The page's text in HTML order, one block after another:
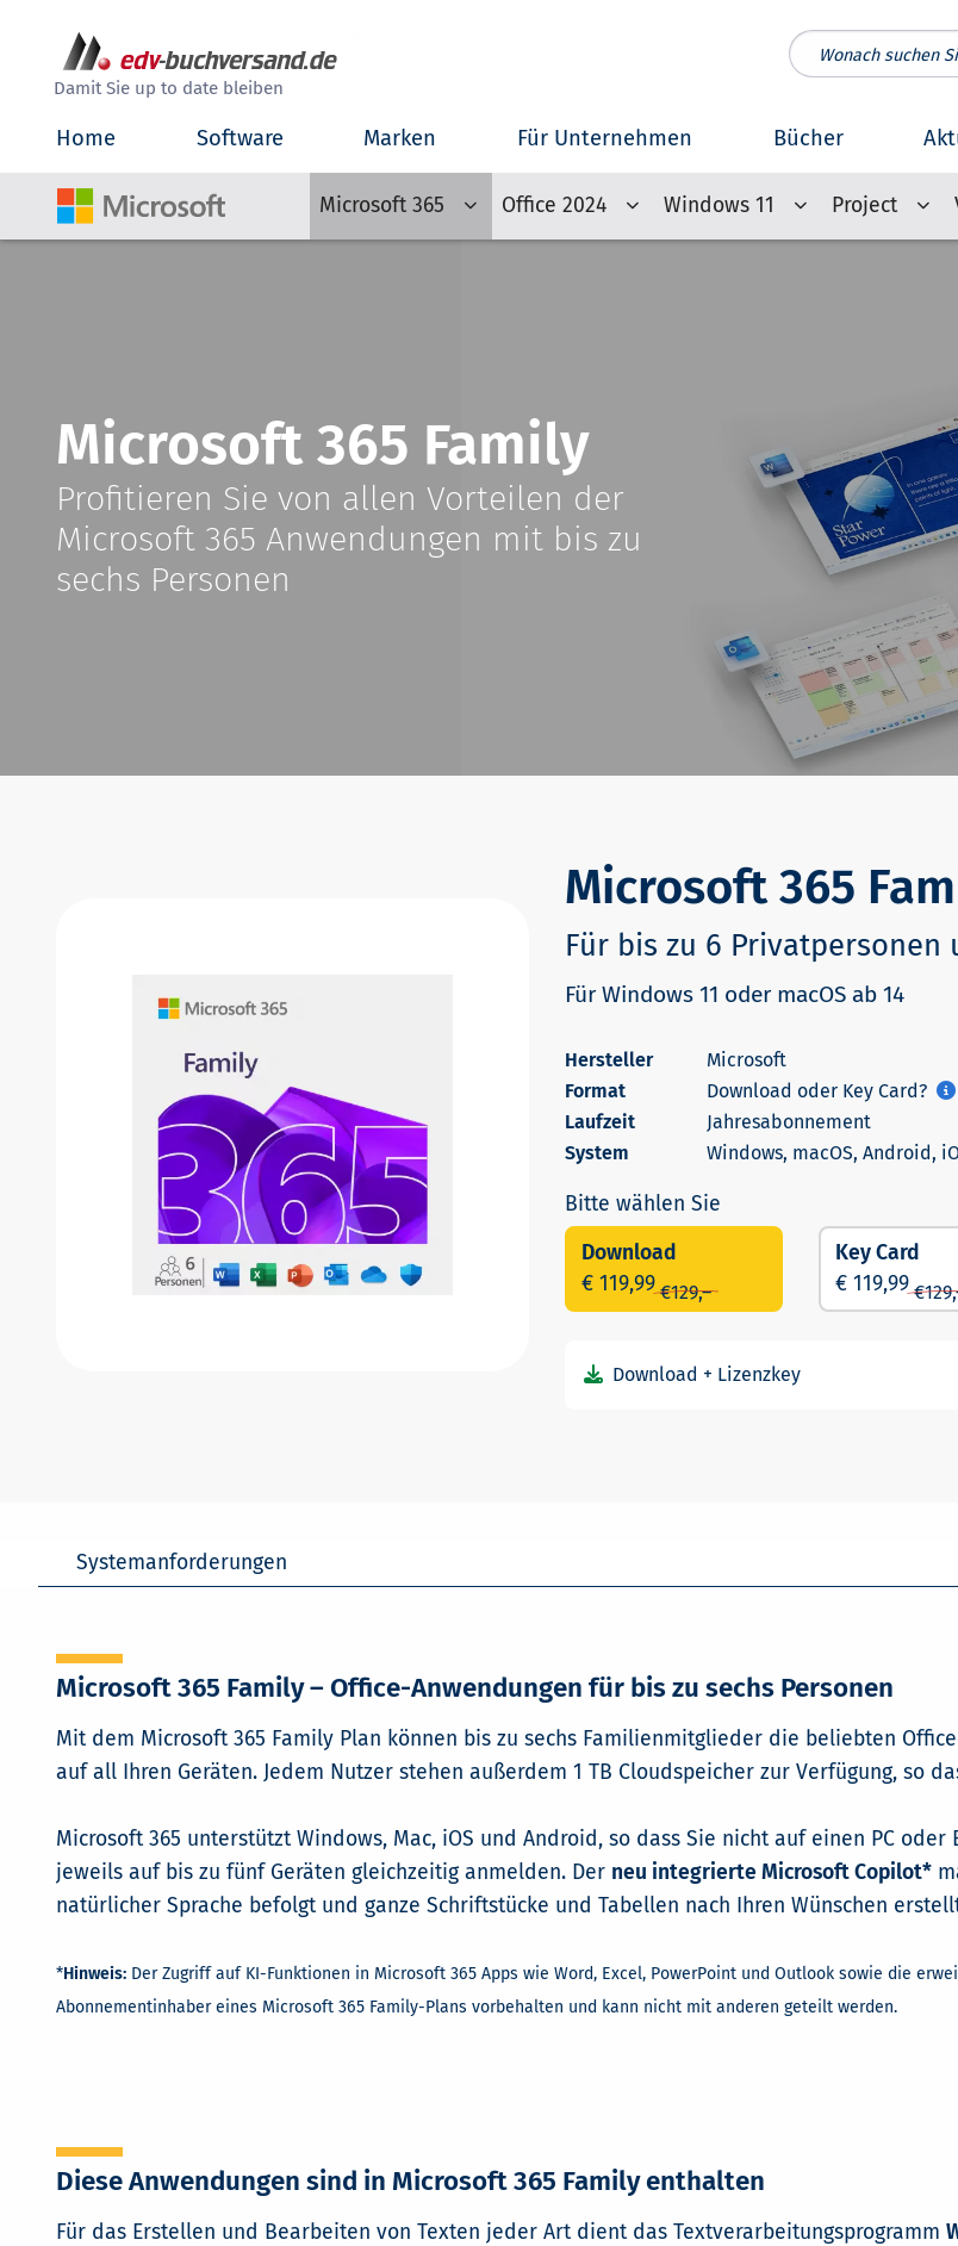
Damit Sie up to date bleiben
Home Software Marken Für Unternehmen Bücher
Microsoft 365 Office 2024 Windows 11 Project
Microsoft 365 Family
Profitieren Sie von allen Vorteilen der
Microsoft 365 Anwendungen mit bis zu
sechs Personen
Microsoft 365
Für bis zu 6 Privatpersonen
Für Windows 11 oder macOS ab 14
Microsoft
Download oder Key Card?
Jahresabonnement
Windows, macOS, Android,
Download
€ 119,99 €129,–
Key Card
€ 119,99 €
Systemanforderungen
Microsoft 365 Family – Office-Anwendungen für bis zu sechs Personen
Mit dem Microsoft 365 Family Plan können bis zu sechs Familienmitglieder die beliebten
auf all Ihren Geräten. Jedem Nutzer stehen außerdem 1 TB Cloudspeicher zur Verfügung, so
Microsoft 365 unterstützt Windows, Mac, iOS und Android, so dass Sie nicht auf einen PC
jeweils auf bis zu fünf Geräten gleichzeitig anmelden. Der neu integrierte Microsoft Copilot*
natürlicher Sprache befolgt und ganze Schriftstücke und Tabellen nach Ihren Wünschen
*Hinweis: Der Zugriff auf KI-Funktionen in Microsoft 365 Apps wie Word, Excel, PowerPoint und Outlook sowie die
Abonnementinhaber eines Microsoft 365 Family-Plans vorbehalten und kann nicht mit anderen geteilt werden.
Diese Anwendungen sind in Microsoft 365 Family enthalten
Für das Erstellen und Bearbeiten von Texten jeder Art dient das Textverarbeitungsprogramm